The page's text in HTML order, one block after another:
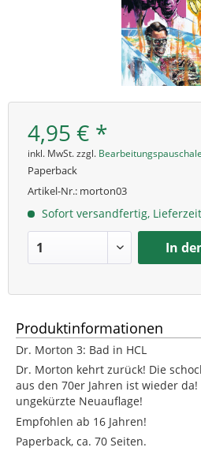
4,95 € *
inkl. MwSt. zzgl. Bearbeitungspauschale
Paperback
Artikel-Nr.: morton03
Sofort versandfertig,
In
Produktinformationen
Dr. Morton 3: Bad in HCL
Dr. Morton kehrt zurück! Die
aus den 70er Jahren ist wieder
ungekürzte Neuauflage!
Empfohlen ab 16 Jahren!
Paperback, ca. 70 Seiten.